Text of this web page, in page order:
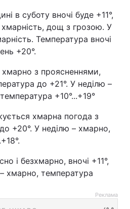
в суботу вночі буде +11°,
хмарність, дощ з грозою. У
Температура вночі
+20°.
хмарно з проясненнями,
до +21°. У неділю –
+10°...+19°
хмарна погода з
+20°. У неділю – хмарно,
і безхмарно, вночі +11°,
хмарно, температура
Реклама